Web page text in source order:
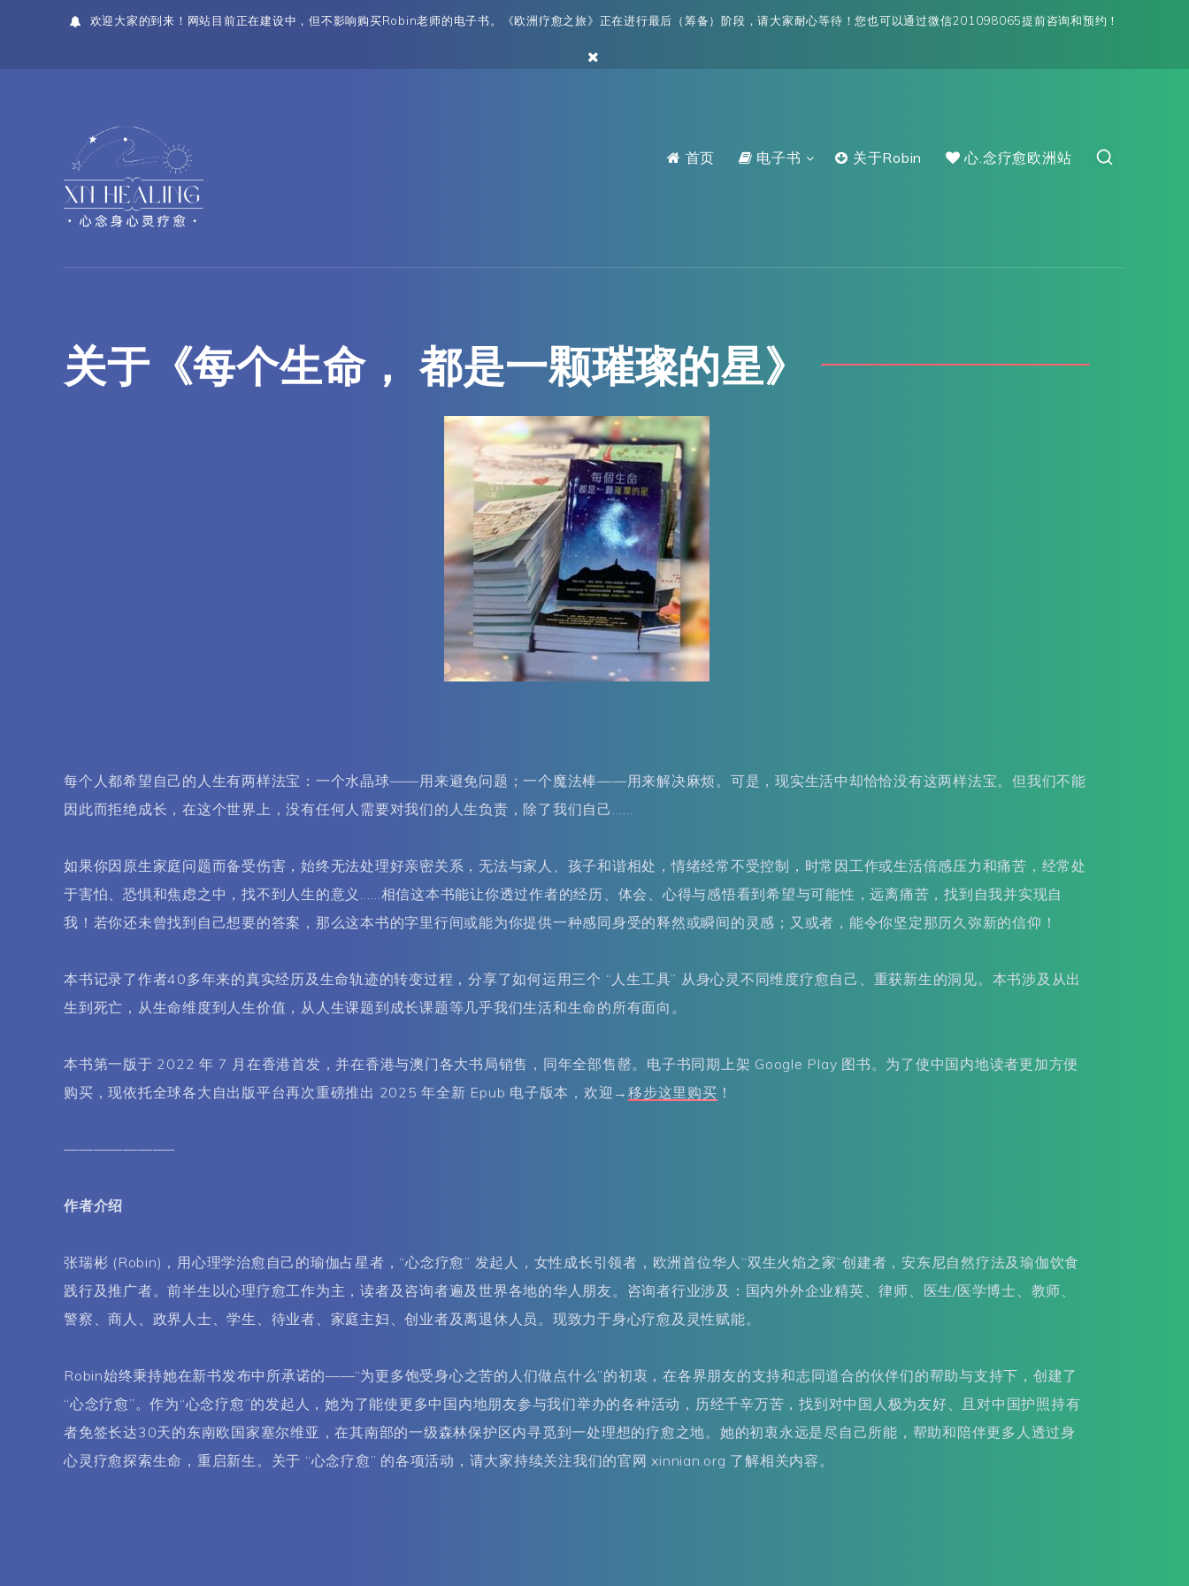
欢迎大家的到来！网站目前正在建设中，但不影响购买Robin老师的电子书。《欧洲疗愈之旅》正在进行最后（筹备）阶段，请大家耐心等待！您也可以通过微信201098065提前咨询和预约！
首页 电子书 关于Robin 心.念疗愈欧洲站
关于《每个生命， 都是一颗璀璨的星》
每个人都希望自己的人生有两样法宝：一个水晶球——用来避免问题；一个魔法棒——用来解决麻烦。可是，现实生活中却恰恰没有这两样法宝。但我们不能
因此而拒绝成长，在这个世界上，没有任何人需要对我们的人生负责，除了我们自己……
如果你因原生家庭问题而备受伤害，始终无法处理好亲密关系，无法与家人、孩子和谐相处，情绪经常不受控制，时常因工作或生活倍感压力和痛苦，经常处
于害怕、恐惧和焦虑之中，找不到人生的意义……相信这本书能让你透过作者的经历、体会、心得与感悟看到希望与可能性，远离痛苦，找到自我并实现自
我！若你还未曾找到自己想要的答案，那么这本书的字里行间或能为你提供一种感同身受的释然或瞬间的灵感；又或者，能令你坚定那历久弥新的信仰！
本书记录了作者40多年来的真实经历及生命轨迹的转变过程，分享了如何运用三个 “人生工具” 从身心灵不同维度疗愈自己、重获新生的洞见。本书涉及从出
生到死亡，从生命维度到人生价值，从人生课题到成长课题等几乎我们生活和生命的所有面向。
本书第一版于 2022 年 7 月在香港首发，并在香港与澳门各大书局销售，同年全部售罄。电子书同期上架 Google Play 图书。为了使中国内地读者更加方便
购买，现依托全球各大自出版平台再次重磅推出 2025 年全新 Epub 电子版本，欢迎→ 移步这里购买 ！
———————–
作者介绍
张瑞彬 (Robin)，用心理学治愈自己的瑜伽占星者，“心念疗愈” 发起人，女性成长引领者，欧洲首位华人“双生火焰之家”创建者，安东尼自然疗法及瑜伽饮食
践行及推广者。前半生以心理疗愈工作为主，读者及咨询者遍及世界各地的华人朋友。咨询者行业涉及：国内外外企业精英、律师、医生/医学博士、教师、
警察、商人、政界人士、学生、待业者、家庭主妇、创业者及离退休人员。现致力于身心疗愈及灵性赋能。
Robin始终秉持她在新书发布中所承诺的——“为更多饱受身心之苦的人们做点什么”的初衷，在各界朋友的支持和志同道合的伙伴们的帮助与支持下，创建了
“心念疗愈”。作为“心念疗愈”的发起人，她为了能使更多中国内地朋友参与我们举办的各种活动，历经千辛万苦，找到对中国人极为友好、且对中国护照持有
者免签长达30天的东南欧国家塞尔维亚，在其南部的一级森林保护区内寻觅到一处理想的疗愈之地。她的初衷永远是尽自己所能，帮助和陪伴更多人透过身
心灵疗愈探索生命，重启新生。关于 “心念疗愈” 的各项活动，请大家持续关注我们的官网 xinnian.org 了解相关内容。